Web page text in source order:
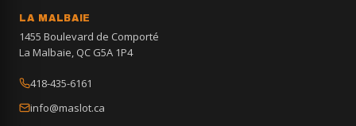
LA MALBAIE
1455 Boulevard de Comporté
La Malbaie, QC G5A 1P4
418-435-6161
info@maslot.ca